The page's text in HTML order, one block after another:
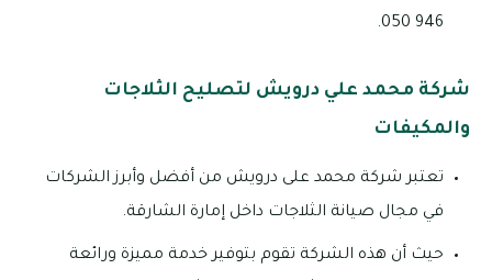
946 050.
شركة محمد علي درويش لتصليح الثلاجات
والمكيفات
تعتبر شركة محمد على درويش من أفضل وأبرز الشركات
في مجال صيانة الثلاجات داخل إمارة الشارقة.
حيث أن هذه الشركة تقوم بتوفير خدمة مميزة ورائعة